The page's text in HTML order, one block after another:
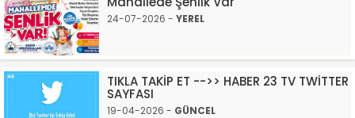
24-07-2026 - YEREL
TIKLA TAKİP ET -->> HABER 23 TV TWİTTER
SAYFASI
19-04-2026 - GÜNCEL